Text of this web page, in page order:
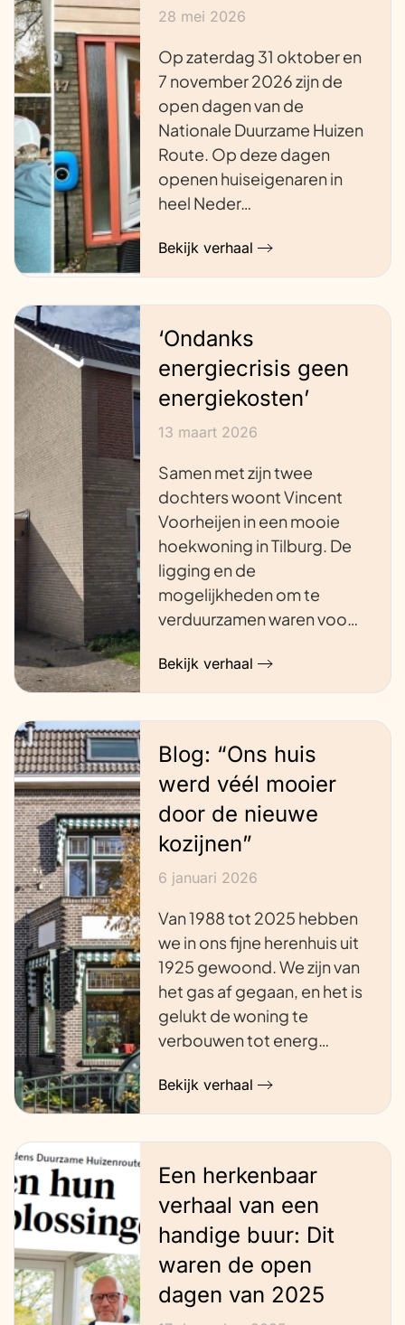
28 mei 2026
Op zaterdag 31 oktober en
7 november 2026 zijn de
open dagen van de
Nationale Duurzame Huizen
Route. Op deze dagen
openen huiseigenaren in
heel Neder…
Bekijk verhaal
‘Ondanks
energiecrisis geen
energiekosten’
13 maart 2026
Samen met zijn twee
dochters woont Vincent
Voorheijen in een mooie
hoekwoning in Tilburg. De
ligging en de
mogelijkheden om te
verduurzamen waren voo…
Bekijk verhaal
Blog: “Ons huis
werd véél mooier
door de nieuwe
kozijnen”
6 januari 2026
Van 1988 tot 2025 hebben
we in ons fijne herenhuis uit
1925 gewoond. We zijn van
het gas af gegaan, en het is
gelukt de woning te
verbouwen tot energ…
Bekijk verhaal
Een herkenbaar
verhaal van een
handige buur: Dit
waren de open
dagen van 2025